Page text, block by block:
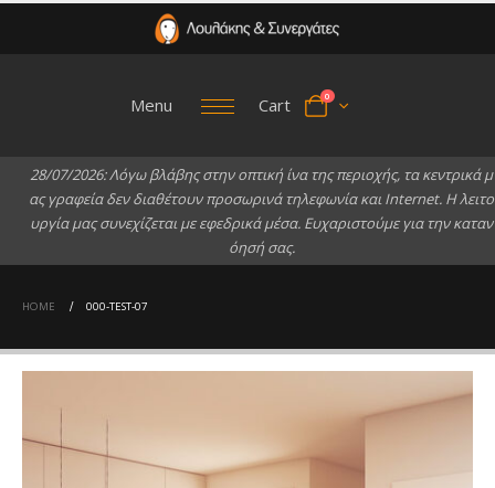
Menu Cart 0
28/07/2026:Λόγω βλάβης στην οπτική ίνα της περιοχής, τα κεντρικά μ
ας γραφεία δεν διαθέτουν προσωρινά τηλεφωνία και Internet. Ηλειτο
υργία μας συνεχίζεται με εφεδρικά μέσα. Ευχαριστούμε για την καταν
όησή σας.
HOME 000-TEST-07